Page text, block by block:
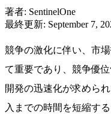
著者: SentinelOne
最終更新: September 7,
競争の激化に伴い、市
て重要であり、競争優
開発の迅速化が求めら
入までの時間を短縮す